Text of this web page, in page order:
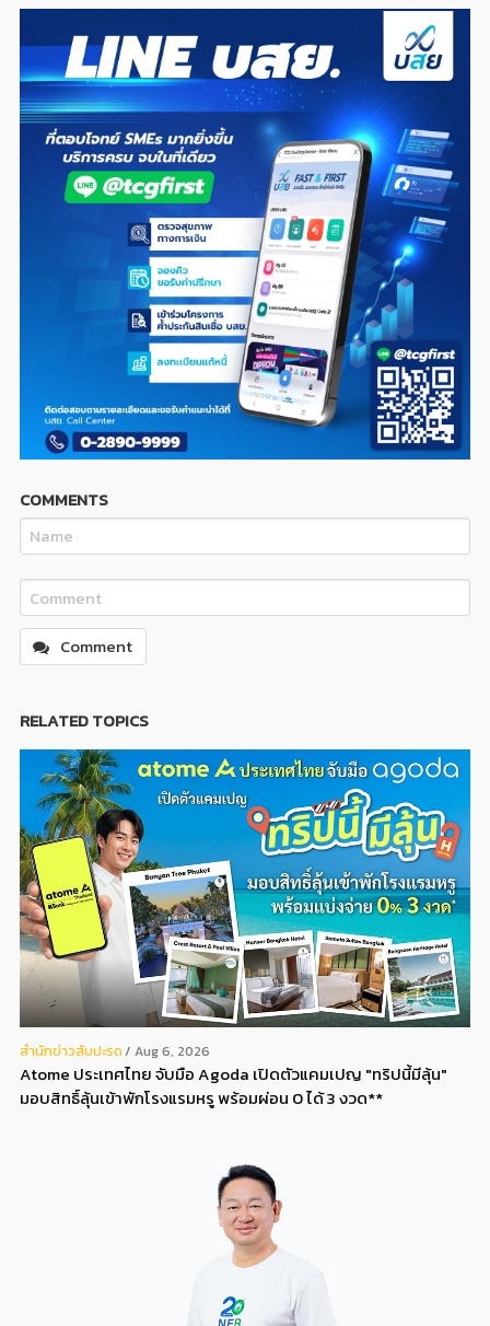
COMMENTS
Comment
RELATED TOPICS
สํานักข่าวสับปะรด Aug 6, 2026
Atome ประเทศไทย จับมือ Agoda เปิดตัวแคมเปญ "ทริปนี้มีลุ้น"
มอบสิทธิ์ลุ้นเข้าพักโรงแรมหรู พร้อมผ่อน 0 ได้ 3 งวด**